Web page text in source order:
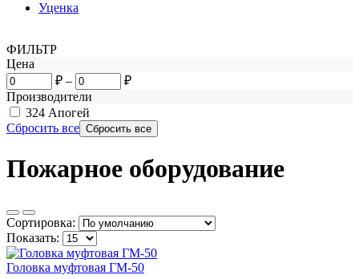
Уценка
ФИЛЬТР
Цена
₽ –
₽
Производители
324 Апогей
Сбросить все
Пожарное оборудование
Сортировка:
Показать:
Головка муфтовая ГМ-50